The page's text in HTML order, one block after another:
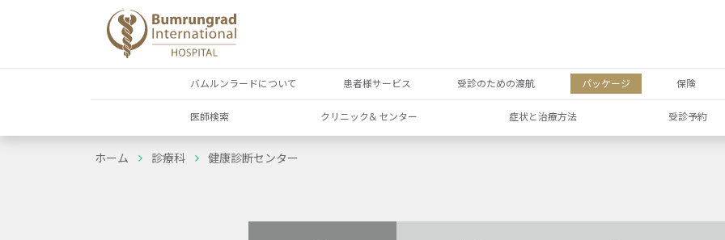
バムルンラードについて 患者様サービス 受診のための渡航 パッケージ 保険
医師検索 クリニック& センター 症状と治療方法 受診予約
ホーム 診療科 健康診断センター